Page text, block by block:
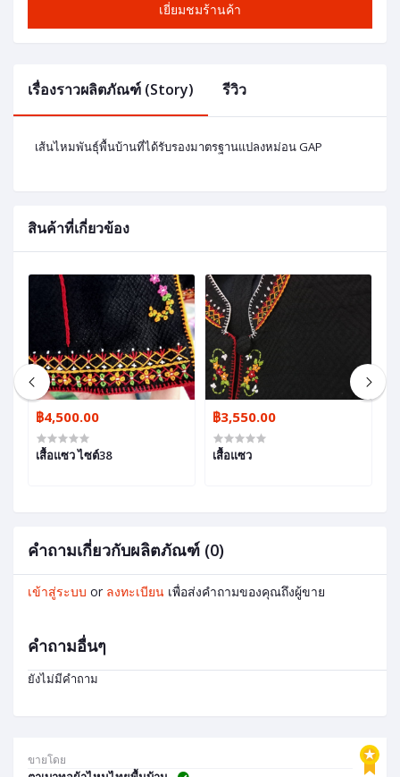
เยี่ยมชมร้านค้า
ขายโดย
เรื่องราวผลิตภัณฑ์ (Story) รีวิว
เส้นไหมพันธุ์พื้นบ้านที่ได้รับรองมาตรฐานแปลงหม่อน GAP
สินค้าที่เกี่ยวข้อง
฿4,500.00
เสื้อแซว ไซต์38
฿3,550.00
เสื้อแซว
คำถามเกี่ยวกับผลิตภัณฑ์ (0)
เข้าสู่ระบบ or ลงทะเบียน เพื่อส่งคำถามของคุณถึงผู้ขาย
คำถามอื่นๆ
ยังไม่มีคำถาม